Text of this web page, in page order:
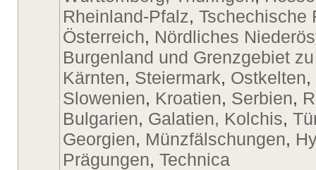
Rheinland-Pfalz, Tschechische
Österreich, Nördliches
Burgenland und Grenzgebiet
Kärnten, Steiermark, Ostkelten,
Slowenien, Kroatien, Serbien,
Bulgarien, Galatien, Kolchis,
Georgien, Münzfälschungen,
Prägungen, Technica